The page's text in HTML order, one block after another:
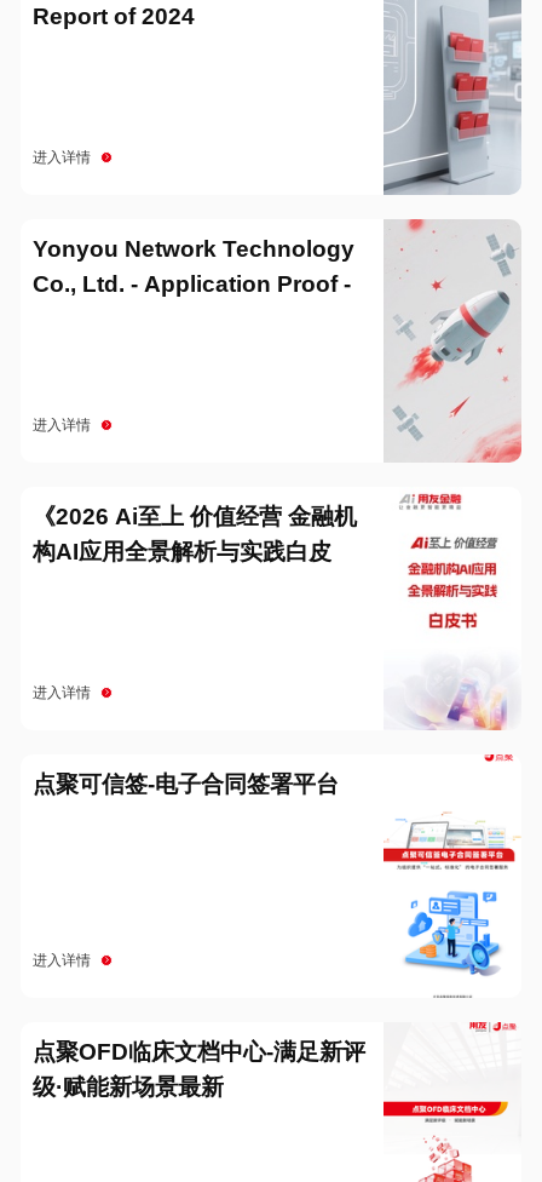
Report of 2024
进入详情
Yonyou Network Technology
Co., Ltd. - Application Proof -
进入详情
《2026 Ai至上 价值经营 金融机
构AI应用全景解析与实践白皮
进入详情
点聚可信签-电子合同签署平台
进入详情
点聚OFD临床文档中心-满足新评
级·赋能新场景最新